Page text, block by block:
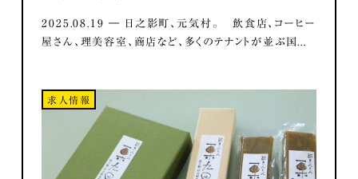
2025.08.19 ― 日之影町、元気村。 飲食店、コーヒー
屋さん、理美容室、商店など、多くのテナントが並ぶ国...
求人情報